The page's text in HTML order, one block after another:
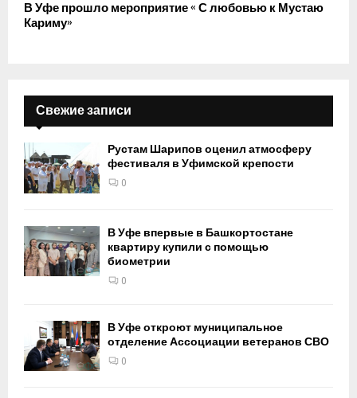
В Уфе прошло мероприятие « С любовью к Мустаю
Кариму»
Свежие записи
Рустам Шарипов оценил атмосферу
фестиваля в Уфимской крепости
0
В Уфе впервые в Башкортостане
квартиру купили с помощью
биометрии
0
В Уфе откроют муниципальное
отделение Ассоциации ветеранов СВО
0